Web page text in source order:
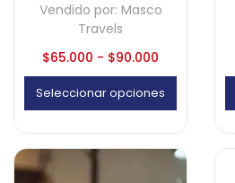
Vendido por: Masco
Travels
$65.000 - $90.000
Seleccionar opciones